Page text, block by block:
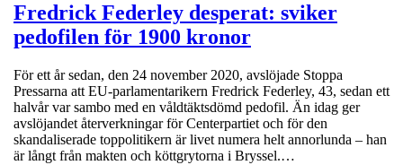
Fredrick Federley desperat: sviker
pedofilen för 1900 kronor
För ett år sedan, den 24 november 2020, avslöjade Stoppa
Pressarna att EU-parlamentarikern Fredrick Federley, 43, sedan ett
halvår var sambo med en våldtäktsdömd pedofil. Än idag ger
avslöjandet återverkningar för Centerpartiet och för den
skandaliserade toppolitikern är livet numera helt annorlunda – han
är långt från makten och köttgrytorna i Bryssel.…